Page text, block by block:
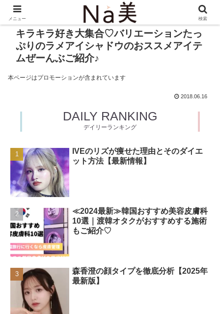
キラキラ好き大集合♡バリエーションたっ
ぷりのラメアイシャドウのおススメアイテ
ムぜーんぶご紹介♪
本ページはプロモーションが含まれています
2018.06.16
DAILY RANKING
デイリーランキング
IVEのリズが痩せた理由とそのダイエ
ット方法【最新情報】
≪2024最新≫韓国おすすめ美容皮膚科
10選｜渡韓オタクがおすすめする施術
もご紹介♡
森香澄の顔タイプを徹底分析【2025年
最新版】
メニュー 検索